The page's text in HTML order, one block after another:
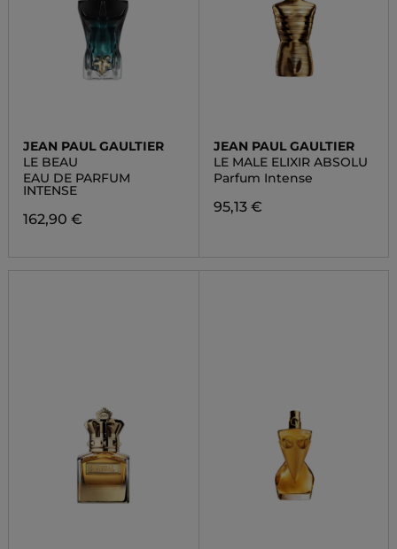
JEAN PAUL GAULTIER
LE BEAU
EAU DE PARFUM
INTENSE
162,90 €
JEAN PAUL GAULTIER
LE MALE ELIXIR ABSOLU
Parfum Intense
95,13 €